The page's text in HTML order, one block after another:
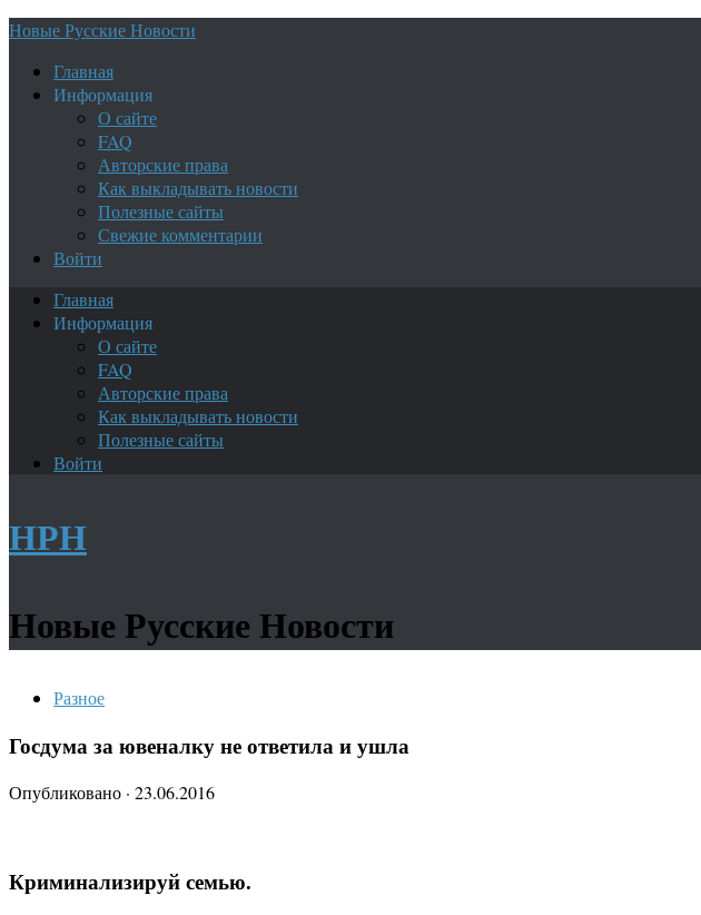
Новые Русские Новости
Главная
Информация
О сайте
FAQ
Авторские права
Как выкладывать новости
Полезные сайты
Свежие комментарии
Войти
Главная
Информация
О сайте
FAQ
Авторские права
Как выкладывать новости
Полезные сайты
Войти
НРН
Новые Русские Новости
Разное
Госдума за ювеналку не ответила и ушла
Опубликовано · 23.06.2016
Криминализируй семью.